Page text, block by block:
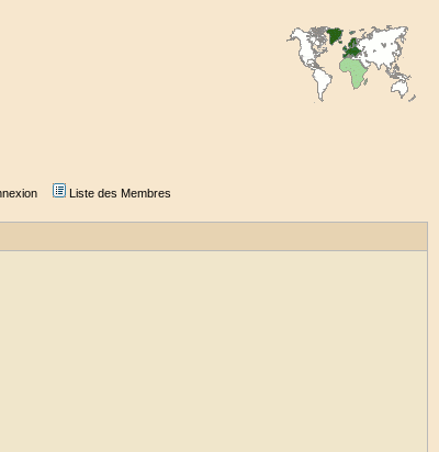
Liste des Membres